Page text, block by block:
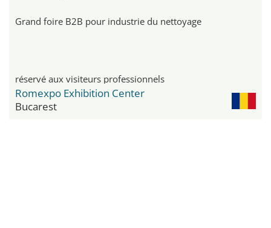
Grand foire B2B pour industrie du nettoyage
réservé aux visiteurs professionnels
Romexpo Exhibition Center
Bucarest